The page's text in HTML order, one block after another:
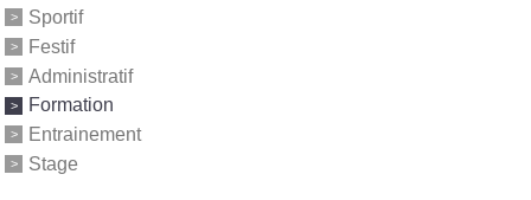
Sportif
Festif
Administratif
Formation
Entrainement
Stage